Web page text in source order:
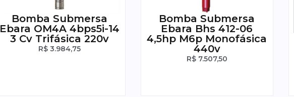
Bomba Submersa
Ebara OM4A 4bps5i-14
3 Cv Trifásica 220v
R$3.984,75
Bomba Submersa
Ebara Bhs 412-06
4,5hp M6p Monofásica
440v
R$7.507,50